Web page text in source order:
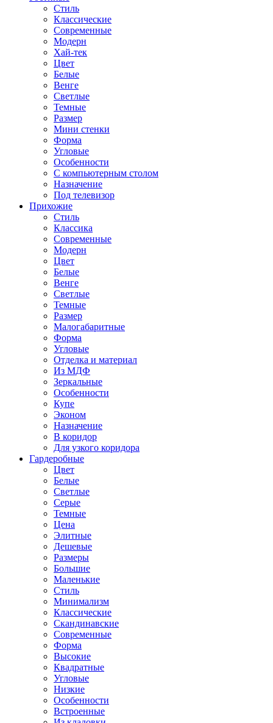
Стиль
Классические
Современные
Модерн
Хай-тек
Цвет
Белые
Венге
Светлые
Темные
Размер
Мини стенки
Форма
Угловые
Особенности
С компьютерным столом
Назначение
Под телевизор
Прихожие
Стиль
Классика
Современные
Модерн
Цвет
Белые
Венге
Светлые
Темные
Размер
Малогабаритные
Форма
Угловые
Отделка и материал
Из МДФ
Зеркальные
Особенности
Купе
Эконом
Назначение
В коридор
Для узкого коридора
Гардеробные
Цвет
Белые
Светлые
Серые
Темные
Цена
Элитные
Дешевые
Размеры
Большие
Маленькие
Стиль
Минимализм
Классические
Скандинавские
Современные
Форма
Высокие
Квадратные
Угловые
Низкие
Особенности
Встроенные